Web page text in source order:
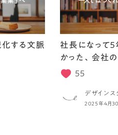
化する文脈
社長になって5
かった、会社
55
デザインス
2025年4月